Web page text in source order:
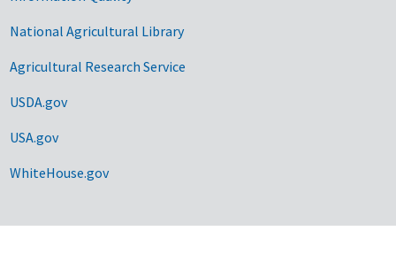
National Agricultural Library
Agricultural Research Service
USDA.gov
USA.gov
WhiteHouse.gov